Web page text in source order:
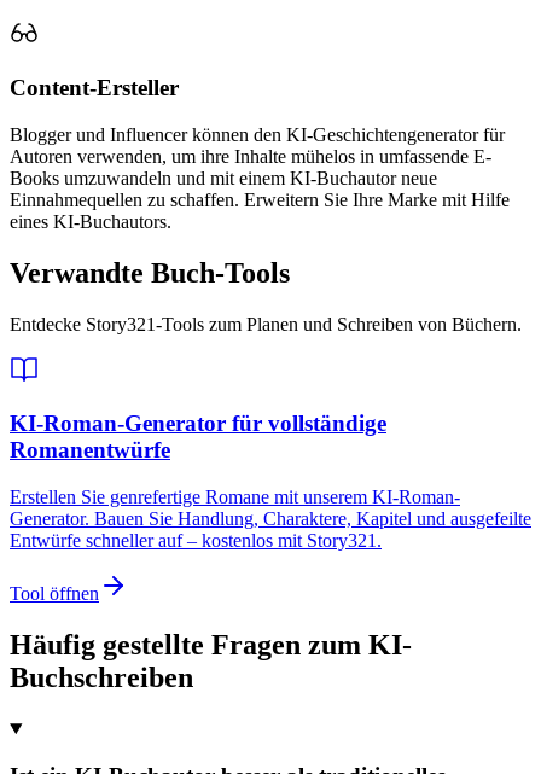
Content-Ersteller
Blogger und Influencer können den KI-Geschichtengenerator für
Autoren verwenden, um ihre Inhalte mühelos in umfassende E-
Books umzuwandeln und mit einem KI-Buchautor neue
Einnahmequellen zu schaffen. Erweitern Sie Ihre Marke mit Hilfe
eines KI-Buchautors.
Verwandte Buch-Tools
Entdecke Story321-Tools zum Planen und Schreiben von Büchern.
KI-Roman-Generator für vollständige
Romanentwürfe
Erstellen Sie genrefertige Romane mit unserem KI-Roman-
Generator. Bauen Sie Handlung, Charaktere, Kapitel und ausgefeilte
Entwürfe schneller auf – kostenlos mit Story321.
Tool öffnen
Häufig gestellte Fragen zum KI-
Buchschreiben